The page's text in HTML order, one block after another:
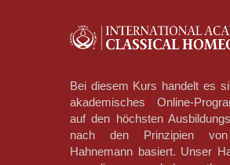
Bei diesem Kurs handelt es
akademisches Online-
auf den höchsten
nach den Prinzipien
Hahnemann basiert. Unser